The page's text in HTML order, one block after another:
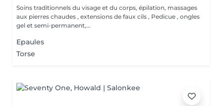
Soins traditionnels du visage et du corps, épilation, massages
aux pierres chaudes , extensions de faux cils , Pedicue , ongles
gel et semi-permanent,...
Epaules
Torse